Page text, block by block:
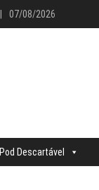
07/08/2026
Pod Descartável